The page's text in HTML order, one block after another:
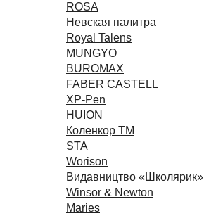
ROSA
Невская палитра
Royal Talens
MUNGYO
BUROMAX
FABER CASTELL
XP-Pen
HUION
Коленкор ТМ
STA
Worison
Видавництво «Школярик»
Winsor & Newton
Maries